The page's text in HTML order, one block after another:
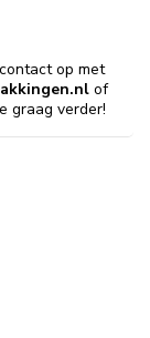
op met
of
graag verder!